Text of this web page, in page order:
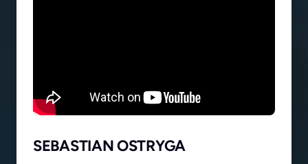
SEBASTIAN OSTRYGA